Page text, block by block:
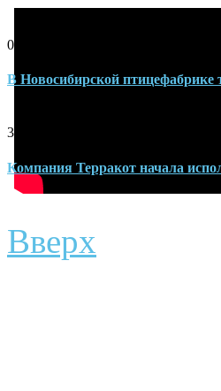
02-06-2014
В Новосибирской птицефабрике
30-04-2014
Компания Терракот начала
Вверх